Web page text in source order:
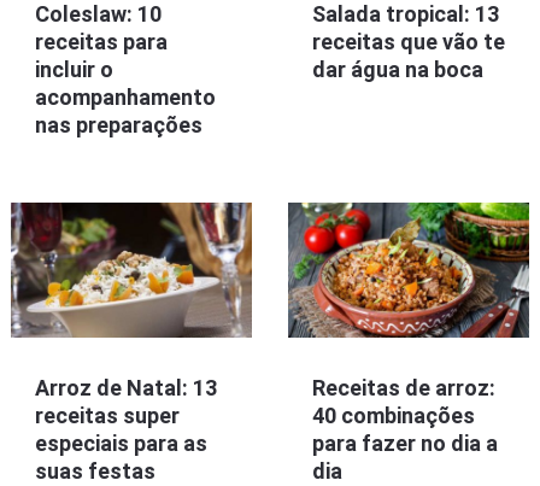
Coleslaw: 10
receitas para
incluir o
acompanhamento
nas preparações
Salada tropical: 13
receitas que vão te
dar água na boca
Arroz de Natal: 13
receitas super
especiais para as
suas festas
Receitas de arroz:
40 combinações
para fazer no dia a
dia